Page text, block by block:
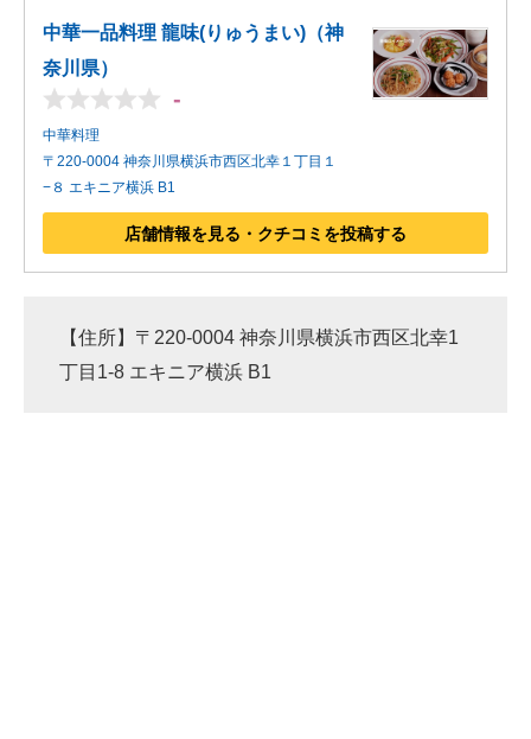
中華一品料理 龍味(りゅうまい)（神
奈川県）
-
中華料理
〒220-0004 神奈川県横浜市西区北幸１丁目１
−８ エキニア横浜 B1
店舗情報を見る・クチコミを投稿する
【住所】〒220-0004 神奈川県横浜市西区北幸1
丁目1-8 エキニア横浜 B1